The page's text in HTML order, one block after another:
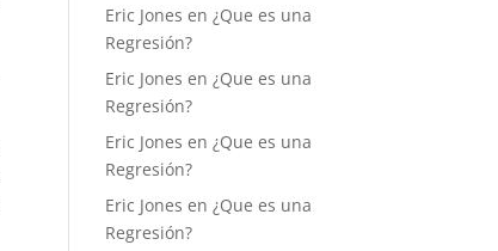
Eric Jones en¿Que es una
Regresión?
Eric Jones en¿Que es una
Regresión?
Eric Jones en¿Que es una
Regresión?
Eric Jones en¿Que es una
Regresión?